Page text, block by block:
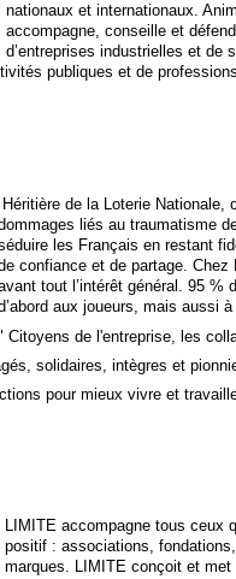
nationaux et internationaux.
accompagne, conseille et
d’entreprises industrielles et de
publiques et de
Héritière de la Loterie Nationale,
liés au traumatisme
les Français en restant
confiance et de partage.
tout l’intérêt général. 95
aux joueurs, mais aussi
Citoyens de l'entreprise, les
solidaires, intègres et
pour mieux vivre et
LIMITE accompagne tous ceux
positif : associations,
marques. LIMITE conçoit et